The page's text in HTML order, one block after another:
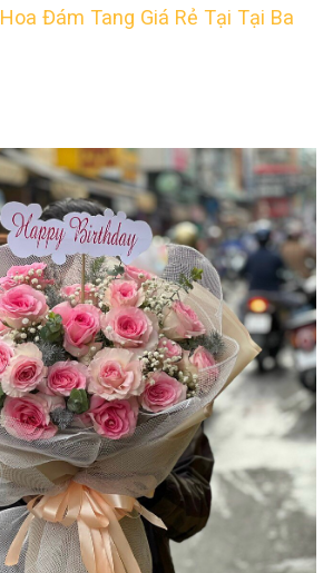
Hoa Đám Tang Giá Rẻ Tại Tại Ba